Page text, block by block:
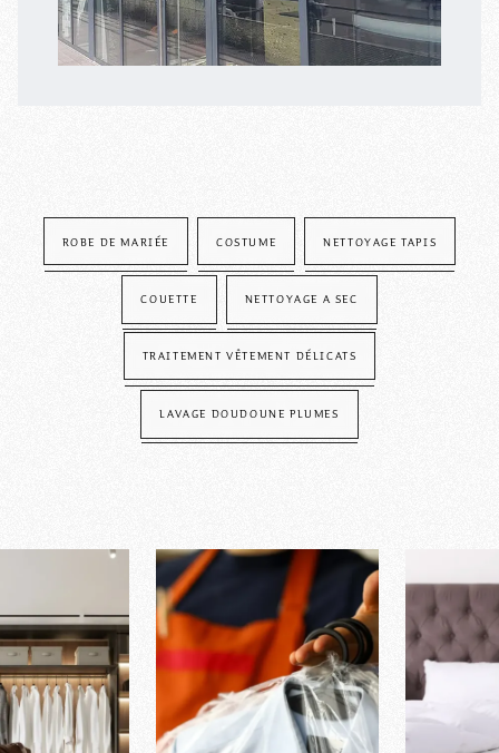
ROBE DE MARIÉE COSTUME NETTOYAGE TAPIS
COUETTE NETTOYAGE A SEC
TRAITEMENT VÊTEMENT DÉLICATS
LAVAGE DOUDOUNE PLUMES